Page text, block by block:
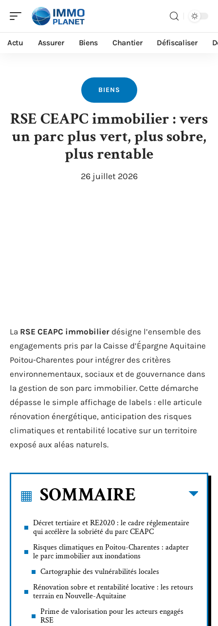
Actu Assurer Biens Chantier Défiscaliser
BIENS
RSE CEAPC immobilier : vers
un parc plus vert, plus sobre,
plus rentable
26 juillet 2026
La RSE CEAPC immobilier désigne l’ensemble des
engagements pris par la Caisse d’Épargne Aquitaine
Poitou-Charentes pour intégrer des critères
environnementaux, sociaux et de gouvernance dans
la gestion de son parc immobilier. Cette démarche
dépasse le simple affichage de labels : elle articule
rénovation énergétique, anticipation des risques
climatiques et rentabilité locative sur un territoire
exposé aux aléas naturels.
SOMMAIRE
Décret tertiaire et RE2020 : le cadre réglementaire
qui accélère la sobriété du parc CEAPC
Risques climatiques en Poitou-Charentes : adapter
le parc immobilier aux inondations
Cartographie des vulnérabilités locales
Rénovation sobre et rentabilité locative : les retours
terrain en Nouvelle-Aquitaine
Prime de valorisation pour les acteurs engagés
RSE